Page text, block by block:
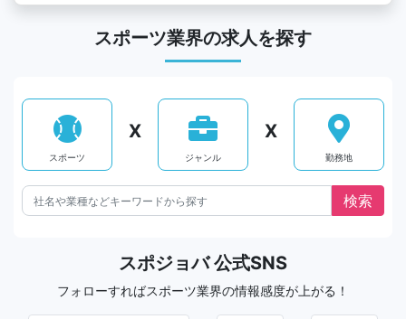
スポーツ業界の求人を探す
スポーツ
X
ジャンル
X
勤務地
スポジョバ 公式SNS
フォローすればスポーツ業界の情報感度が上がる！